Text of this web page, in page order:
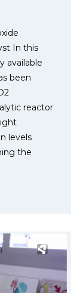
In this
available
been
reactor
levels
the